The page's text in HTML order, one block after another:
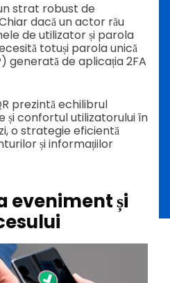
strat robust de
dacă un actor rău
de utilizator și parola
totuși parola unică
generată de aplicația 2FA
prezintă echilibrul
confortul utilizatorului în
o strategie eficientă
și informațiilor
eveniment și